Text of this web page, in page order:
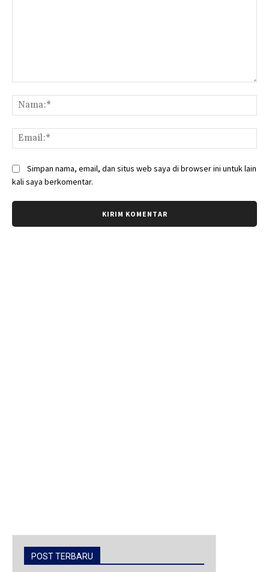
Simpan nama, email, dan situs web saya di browser ini untuk lain
kali saya berkomentar.
POST TERBARU